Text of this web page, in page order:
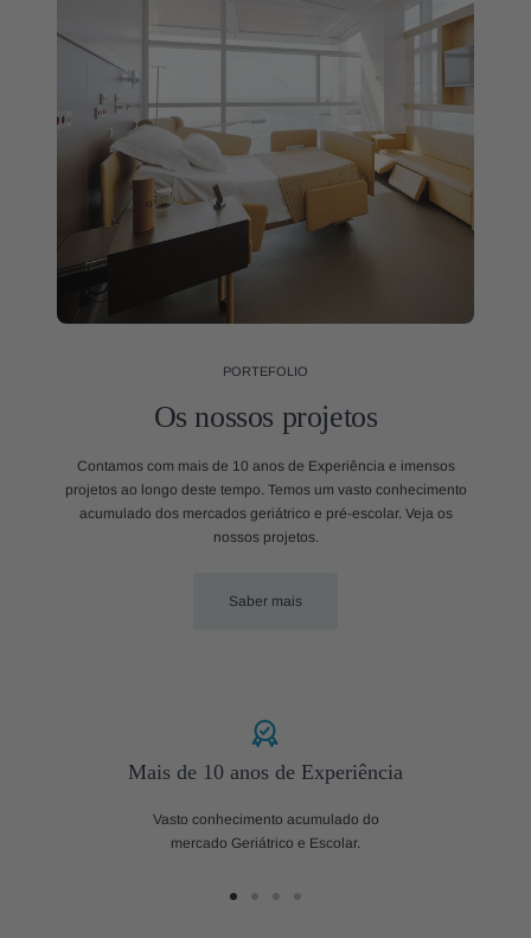
PORTEFOLIO
Os nossos projetos
Contamos com mais de 10 anos de Experiência e imensos
projetos ao longo deste tempo. Temos um vasto conhecimento
acumulado dos mercados geriátrico e pré-escolar. Veja os
nossos projetos.
Saber mais
Mais de 10 anos de Experiência
Vasto conhecimento acumulado do
mercado Geriátrico e Escolar.